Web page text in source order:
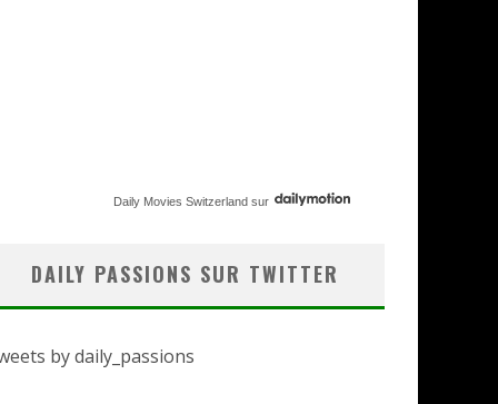
Daily Movies Switzerland sur
DAILY PASSIONS SUR TWITTER
by daily_passions